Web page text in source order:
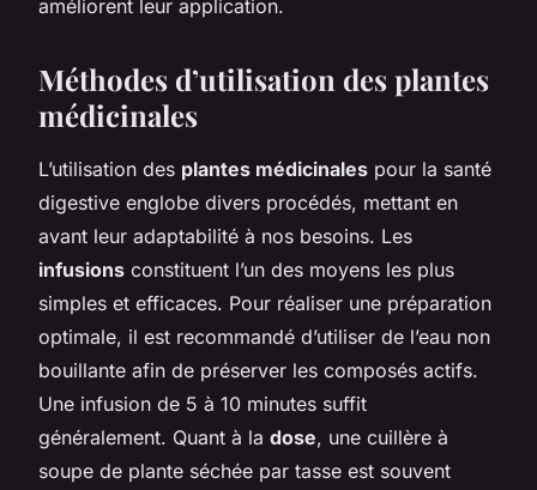
améliorent leur application.
Méthodes d’utilisation des plantes
médicinales
L’utilisation des plantes médicinales pour la santé
digestive englobe divers procédés, mettant en
avant leur adaptabilité à nos besoins. Les
infusions constituent l’un des moyens les plus
simples et efficaces. Pour réaliser une préparation
optimale, il est recommandé d’utiliser de l’eau non
bouillante afin de préserver les composés actifs.
Une infusion de 5 à 10 minutes suffit
généralement. Quant à la dose, une cuillère à
soupe de plante séchée par tasse est souvent